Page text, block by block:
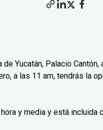
Yucatán, Palacio
a las 11 am, tendrás la
y media y está